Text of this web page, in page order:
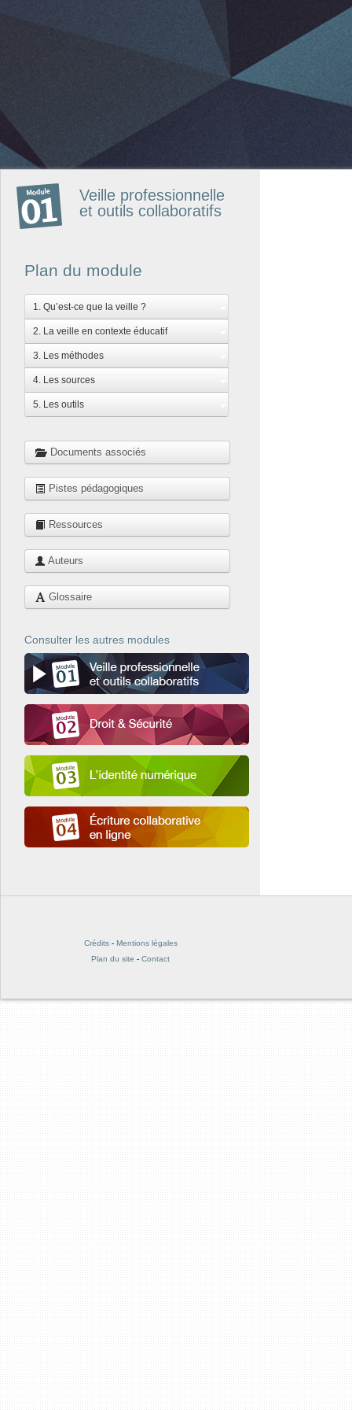
Veille professionnelle
et outils collaboratifs
Plan du module
1. Qu’est-ce que la veille ?
2. La veille en contexte éducatif
3. Les méthodes
4. Les sources
5. Les outils
Documents associés
Pistes pédagogiques
Ressources
Auteurs
Glossaire
Consulter les autres modules
Crédits- Mentions légales
Plan du site - Contact